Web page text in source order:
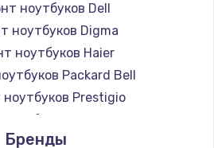
ноутбуков Dell
ноутбуков Digma
ноутбуков Haier
Packard Bell
Prestigio
ноутбуков Microsoft
Alienware
Бренды